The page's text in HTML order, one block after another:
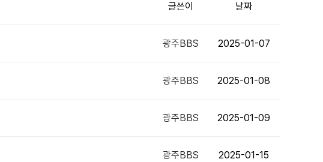
글쓴이 날짜
광주BBS 2025-01-07
광주BBS 2025-01-08
광주BBS 2025-01-09
광주BBS 2025-01-15